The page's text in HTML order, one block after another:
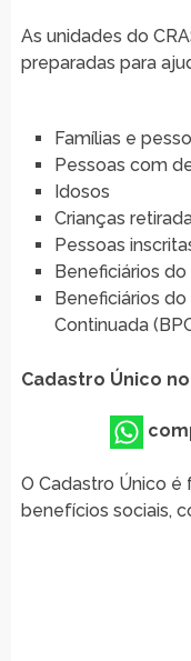
As unidades do
preparadas para
Famílias e
Pessoas com
Idosos
Crianças
Pessoas
Beneficiários
Beneficiários
Continuada
Cadastro Único no
O Cadastro Único
benefícios sociais,